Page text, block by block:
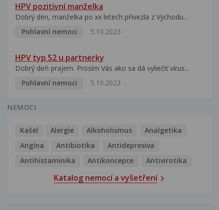
HPV pozitivní manželka
Dobrý den, manželka po xx letech přivezla z Východu...
Pohlavní nemoci
5.10.2023
HPV typ 52 u partnerky
Dobrý deň prajem. Prosím Vás ako sa dá vyliečiť vírus...
Pohlavní nemoci
5.10.2023
NEMOCI
Kašel Alergie Alkoholismus
Analgetika
Angína
Antibiotika
Antidepresiva
Antihistaminika
Antikoncepce Antivirotika
Katalog nemocí a vyšetření